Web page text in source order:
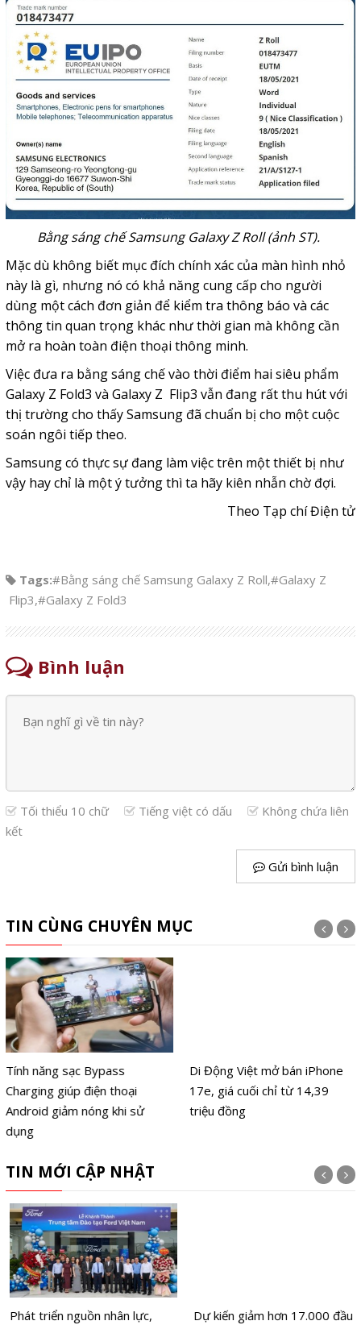
Bằng sáng chế Samsung Galaxy Z Roll (ảnh ST).
Mặc dù không biết mục đích chính xác của màn hình nhỏ
này là gì, nhưng nó có khả năng cung cấp cho người
dùng một cách đơn giản để kiểm tra thông báo và các
thông tin quan trọng khác như thời gian mà không cần
mở ra hoàn toàn điện thoại thông minh.
Việc đưa ra bằng sáng chế vào thời điểm hai siêu phẩm
Galaxy Z Fold3 và Galaxy Z Flip3 vẫn đang rất thu hút với
thị trường cho thấy Samsung đã chuẩn bị cho một cuộc
soán ngôi tiếp theo.
Samsung có thực sự đang làm việc trên một thiết bị như
vậy hay chỉ là một ý tưởng thì ta hãy kiên nhẫn chờ đợi.
Theo Tạp chí Điện tử
Tags:#Bằng sáng chế Samsung Galaxy Z Roll,#Galaxy Z
Flip3,#Galaxy Z Fold3
Bình luận
Tối thiểu 10 chữ Tiếng việt có dấu
Không chứa liên
kết
Gửi bình luận
TIN CÙNG CHUYÊN MỤC
Tính năng sạc Bypass
Charging giúp điện thoại
Android giảm nóng khi sử
dụng
Di Động Việt mở bán iPhone
17e, giá cuối chỉ từ 14,39
triệu đồng
TIN MỚI CẬP NHẬT
Phát triển nguồn nhân lực, Dự kiến giảm hơn 17.000 đầu